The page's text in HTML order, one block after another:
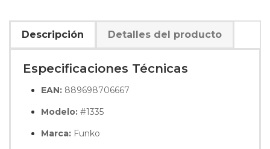
Descripción Detalles del producto
Especificaciones Técnicas
EAN: 889698706667
Modelo: #1335
Marca: Funko